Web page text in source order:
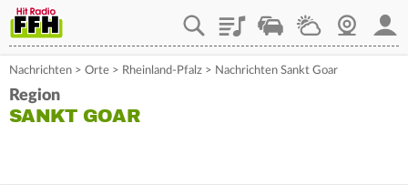
PlaylistStaupilotWetterWebcam
Nachrichten > Orte > Rheinland-Pfalz > Nachrichten Sankt Goar
Region
SANKT GOAR